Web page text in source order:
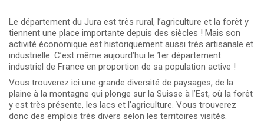
Le département du Jura est très rural, l’agriculture et la forêt y
tiennent une place importante depuis des siècles ! Mais son
activité économique est historiquement aussi très artisanale et
industrielle. C’est même aujourd’hui le 1er département
industriel de France en proportion de sa population active !
Vous trouverez ici une grande diversité de paysages, de la
plaine à la montagne qui plonge sur la Suisse à l’Est, où la forêt
y est très présente, les lacs et l’agriculture. Vous trouverez
donc des emplois très divers selon les territoires visités.